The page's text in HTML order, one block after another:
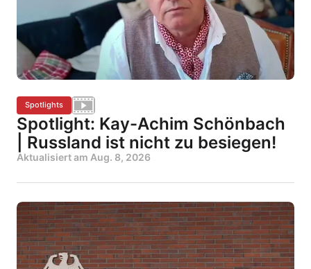
Spotlights
Spotlight: Kay-Achim Schönbach
| Russland ist nicht zu besiegen!
Aktualisiert am Aug. 8, 2026